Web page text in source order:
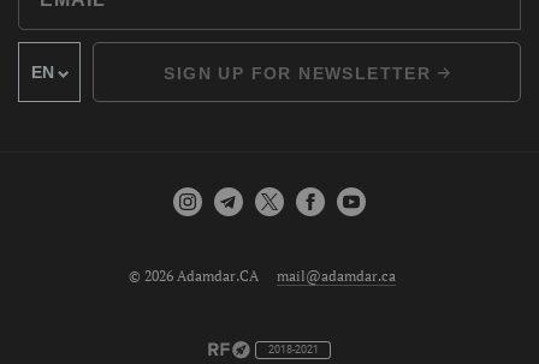
SIGN UP FOR NEWSLETTER
© 2026 Adamdar.CA mail@adamdar.ca
2018-2021